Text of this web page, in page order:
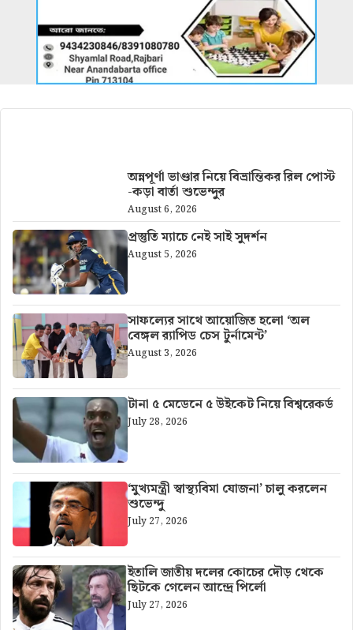
অন্নপূর্ণা ভাণ্ডার নিয়ে বিভ্রান্তিকর রিল পোস্ট
-কড়া বার্তা শুভেন্দুর
August 6, 2026
প্রস্তুতি ম্যাচে নেই সাই সুদর্শন
August 5, 2026
সাফল্যের সাথে আয়োজিত হলো ‘অল
বেঙ্গল র‍্যাপিড চেস টুর্নামেন্ট’
August 3, 2026
টানা ৫ মেডেনে ৫ উইকেট নিয়ে বিশ্বরেকর্ড
July 28, 2026
‘মুখ্যমন্ত্রী স্বাস্থ্যবিমা যোজনা’ চালু করলেন
শুভেন্দু
July 27, 2026
ইতালি জাতীয় দলের কোচের দৌড় থেকে
ছিটকে গেলেন আন্দ্রে পির্লো
July 27, 2026